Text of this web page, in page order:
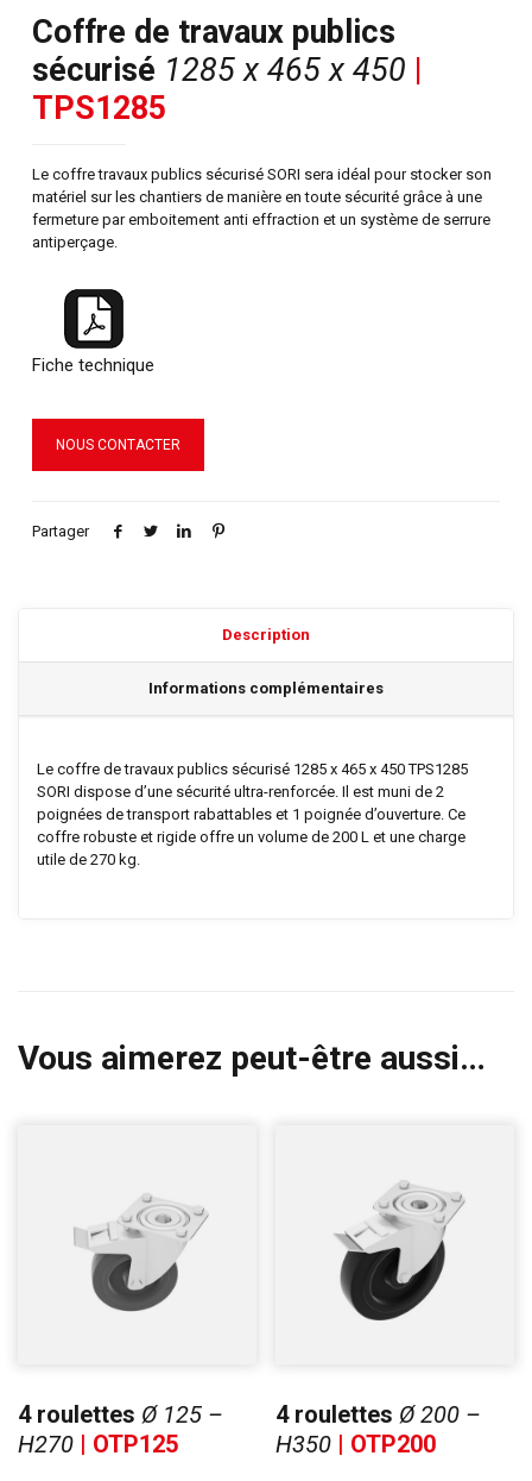
Coffre de travaux publics
sécurisé 1285 x 465 x 450
TPS1285
Le coffre travaux publics sécurisé SORI sera idéal pour stocker son
matériel sur les chantiers de manière en toute sécurité grâce à une
fermeture par emboitement anti effraction et un système de serrure
antiperçage.
Fiche technique
NOUS CONTACTER
Partager
Description
Informations complémentaires
Le coffre de travaux publics sécurisé 1285 x 465 x 450 TPS1285
SORI dispose d’une sécurité ultra-renforcée. Il est muni de 2
poignées de transport rabattables et 1 poignée d’ouverture. Ce
coffre robuste et rigide offre un volume de 200 L et une charge
utile de 270 kg.
Vous aimerez peut-être aussi…
4 roulettes Ø 125 –
H270 | OTP125
4 roulettes Ø 200 –
H350 | OTP200